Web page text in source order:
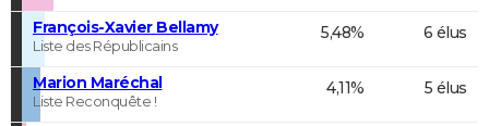
François-Xavier Bellamy
Liste des Républicains
5,48% 6 élus
Marion Maréchal
Liste Reconquête !
4,11% 5 élus